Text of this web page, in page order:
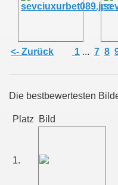
<- Zurück 1 ... 7 8
Die bestbewertesten
Platz Bild
1.